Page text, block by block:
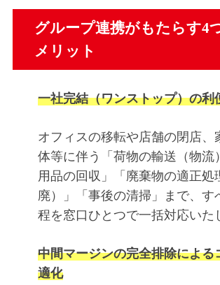
グループ連携がもたらす4
メリット
一社完結（ワンストップ）の利
オフィスの移転や店舗の閉店、
体等に伴う「荷物の輸送（物流
用品の回収」「廃棄物の適正処
廃）」「事後の清掃」まで、す
程を窓口ひとつで一括対応いた
中間マージンの完全排除による
適化